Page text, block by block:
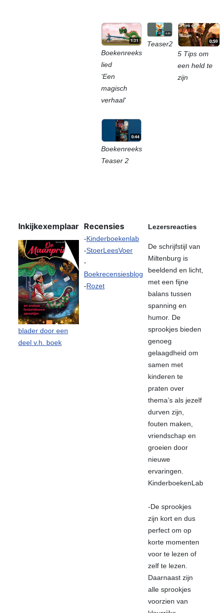
Boekenreeks
lied
'Een
magisch
verhaal'
Teaser2
5 Tips om
een held te
zijn
Boekenreeks
Teaser 2
Inkijkexemplaar
blader door een
deel v.h. boek
Recensies
-Kinderboekenlab
-StoerLeesVoer
-
Boekrecensiesblog
-Rozet
Lezersreacties
De schrijfstijl van
Miltenburg is
beeldend en licht,
met een fijne
balans tussen
spanning en
humor. De
sprookjes bieden
genoeg
gelaagdheid om
samen met
kinderen te
praten over
thema’s als jezelf
durven zijn,
fouten maken,
vriendschap en
groeien door
nieuwe
ervaringen.
KinderboekenLab
-De sprookjes
zijn kort en dus
perfect om op
korte momenten
voor te lezen of
zelf te lezen.
Daarnaast zijn
alle sprookjes
voorzien van